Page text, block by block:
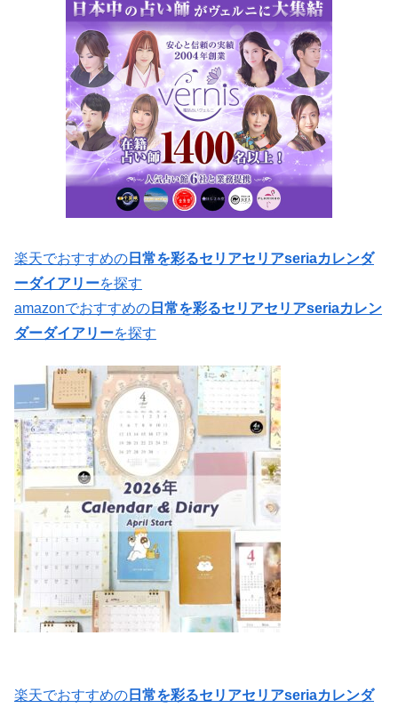
楽天でおすすめの 日常を彩るセリアセリアseriaカレンダ
ーダイアリーを探す
amazonでおすすめの 日常を彩るセリアセリアseriaカレン
ダーダイアリーを探す
楽天でおすすめの 日常を彩るセリアセリアseriaカレンダ